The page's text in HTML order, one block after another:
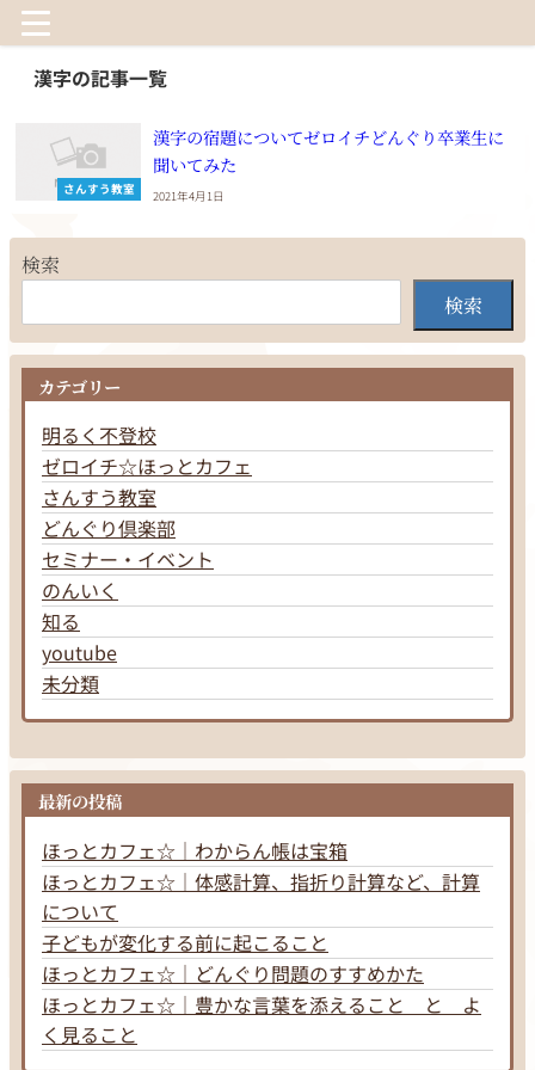
漢字の記事一覧
さんすう教室
漢字の宿題についてゼロイチどんぐり卒業生に
聞いてみた
2021年4月1日
検索
検索
カテゴリー
明るく不登校
ゼロイチ☆ほっとカフェ
さんすう教室
どんぐり倶楽部
セミナー・イベント
のんいく
知る
youtube
未分類
最新の投稿
ほっとカフェ☆｜わからん帳は宝箱
ほっとカフェ☆｜体感計算、指折り計算など、計算
について
子どもが変化する前に起こること
ほっとカフェ☆｜どんぐり問題のすすめかた
ほっとカフェ☆｜豊かな言葉を添えること と よ
く見ること